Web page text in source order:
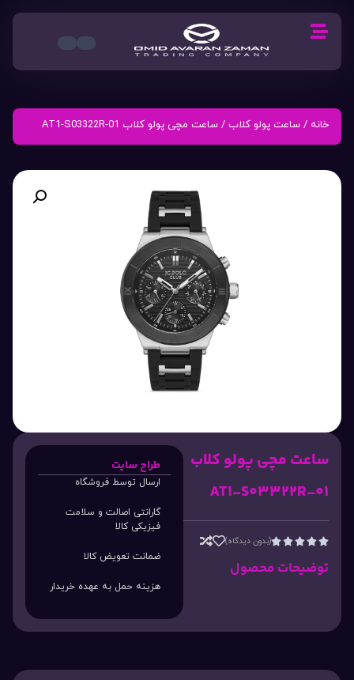
خانه / ساعت پولو کلاب / ساعت مچی پولو کلاب AT1-S03322R-01
ساعت مچی پولو کلاب
AT1-S03322R-01




(بدون دیدگاه)
توضیحات محصول
طراح سایت
ارسال توسط فروشگاه
گارانتی اصالت و سلامت
فیزیکی کالا
ضمانت تعویض کالا
هزینه حمل به عهده خریدار